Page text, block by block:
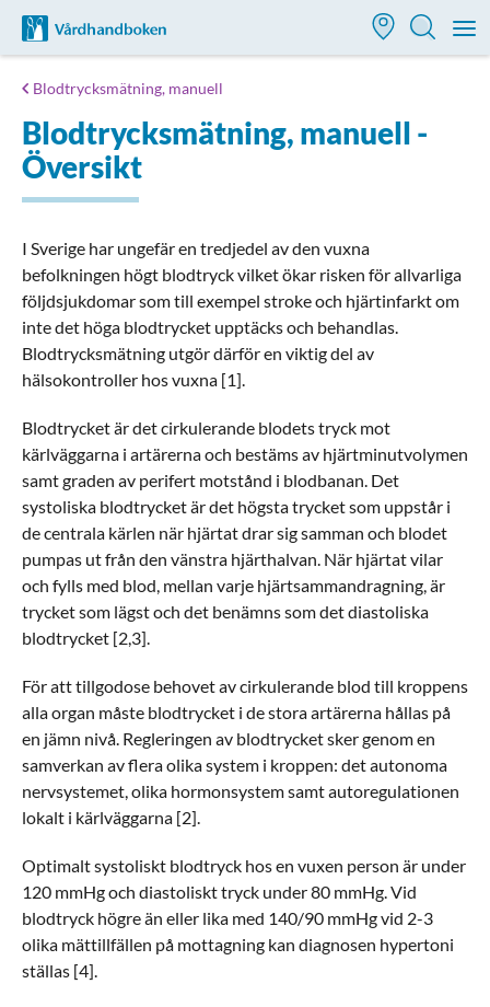
Till startsidan för Vårdhandboken
Blodtrycksmätning, manuell
Blodtrycksmätning, manuell -
Översikt
I Sverige har ungefär en tredjedel av den vuxna
befolkningen högt blodtryck vilket ökar risken för allvarliga
följdsjukdomar som till exempel stroke och hjärtinfarkt om
inte det höga blodtrycket upptäcks och behandlas.
Blodtrycksmätning utgör därför en viktig del av
hälsokontroller hos vuxna [1].
Blodtrycket är det cirkulerande blodets tryck mot
kärlväggarna i artärerna och bestäms av hjärtminutvolymen
samt graden av perifert motstånd i blodbanan. Det
systoliska blodtrycket är det högsta trycket som uppstår i
de centrala kärlen när hjärtat drar sig samman och blodet
pumpas ut från den vänstra hjärthalvan. När hjärtat vilar
och fylls med blod, mellan varje hjärtsammandragning, är
trycket som lägst och det benämns som det diastoliska
blodtrycket [2,3].
För att tillgodose behovet av cirkulerande blod till kroppens
alla organ måste blodtrycket i de stora artärerna hållas på
en jämn nivå. Regleringen av blodtrycket sker genom en
samverkan av flera olika system i kroppen: det autonoma
nervsystemet, olika hormonsystem samt autoregulationen
lokalt i kärlväggarna [2].
Optimalt systoliskt blodtryck hos en vuxen person är under
120 mmHg och diastoliskt tryck under 80 mmHg. Vid
blodtryck högre än eller lika med 140/90 mmHg vid 2-3
olika mättillfällen på mottagning kan diagnosen hypertoni
ställas [4].